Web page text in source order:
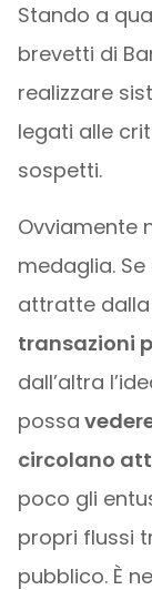
Stando a
brevetti di
realizzare
legati alle
sospetti.
Ovviamente
medaglia.
attratte
transazioni
dall’altra
possa
circolano
poco gli
propri flussi
pubblico. È